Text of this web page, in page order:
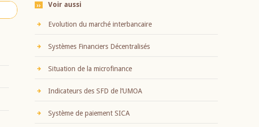
Voir aussi
Evolution du marché interbancaire
Systèmes Financiers Décentralisés
Situation de la microfinance
Indicateurs des SFD de l’UMOA
Système de paiement SICA